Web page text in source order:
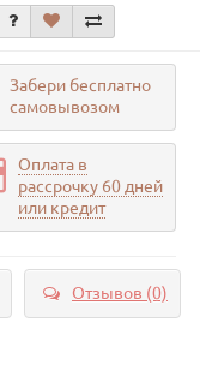
Забери бесплатно
самовывозом
Оплата в
рассрочку 60 дней
или кредит
Отзывов (0)